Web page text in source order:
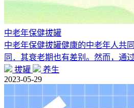
中老年保健拔罐
中老年保健拔罐健康的中老年人共
同．其衰老期也有差别。然而，通
拔罐
养生
2023-05-29